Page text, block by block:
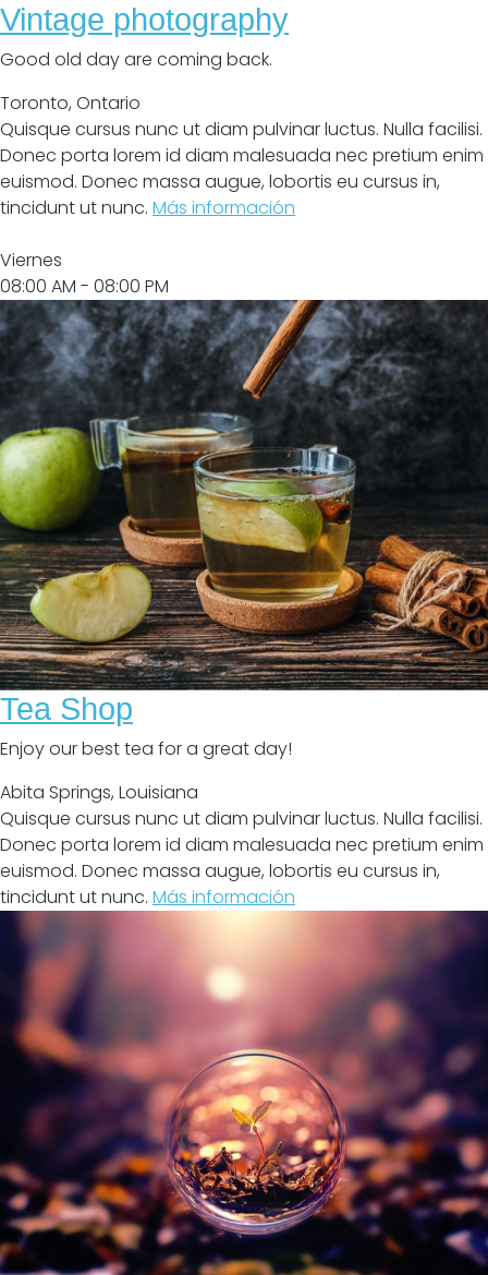
Vintage photography
Good old day are coming back.
Toronto, Ontario
Quisque cursus nunc ut diam pulvinar luctus. Nulla facilisi.
Donec porta lorem id diam malesuada nec pretium enim
euismod. Donec massa augue, lobortis eu cursus in,
tincidunt ut nunc. Más información
Viernes
08:00 AM - 08:00 PM
Tea Shop
Enjoy our best tea for a great day!
Abita Springs, Louisiana
Quisque cursus nunc ut diam pulvinar luctus. Nulla facilisi.
Donec porta lorem id diam malesuada nec pretium enim
euismod. Donec massa augue, lobortis eu cursus in,
tincidunt ut nunc. Más información